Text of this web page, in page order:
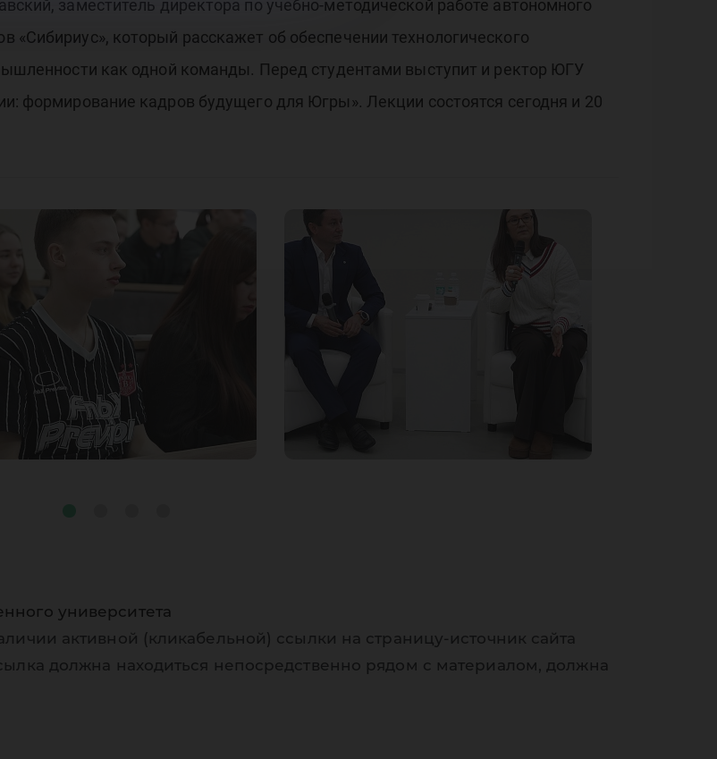
заместитель директора по учебно-методической работе автономного
«Сибириус», который расскажет об обеспечении технологического
как одной команды. Перед студентами выступит и ректор ЮГУ
формирование кадров будущего для Югры». Лекции состоятся сегодня и 20
университета
активной (кликабельной) ссылки на страницу-источник сайта
должна находиться непосредственно рядом с материалом, должна